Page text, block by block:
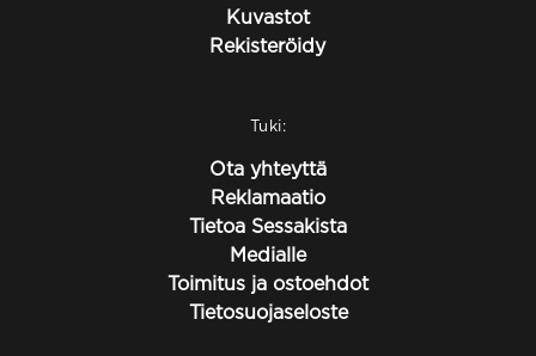
Kuvastot
Rekisteröidy
Tuki:
Ota yhteyttä
Reklamaatio
Tietoa Sessakista
Medialle
Toimitus ja ostoehdot
Tietosuojaseloste